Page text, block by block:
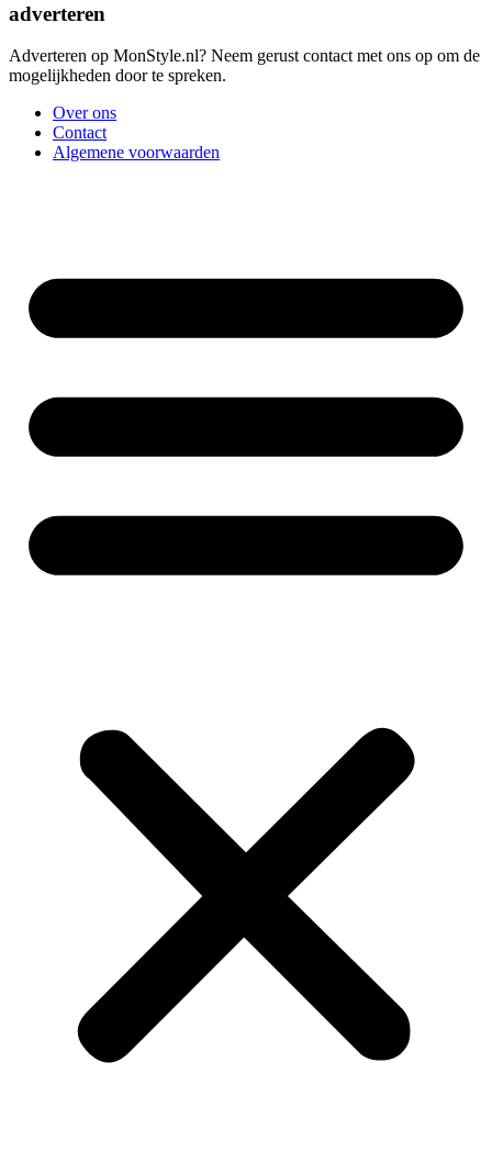
adverteren
Adverteren op MonStyle.nl? Neem gerust contact met ons op om de
mogelijkheden door te spreken.
Over ons
Contact
Algemene voorwaarden